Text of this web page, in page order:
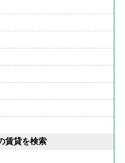
賃貸を検索